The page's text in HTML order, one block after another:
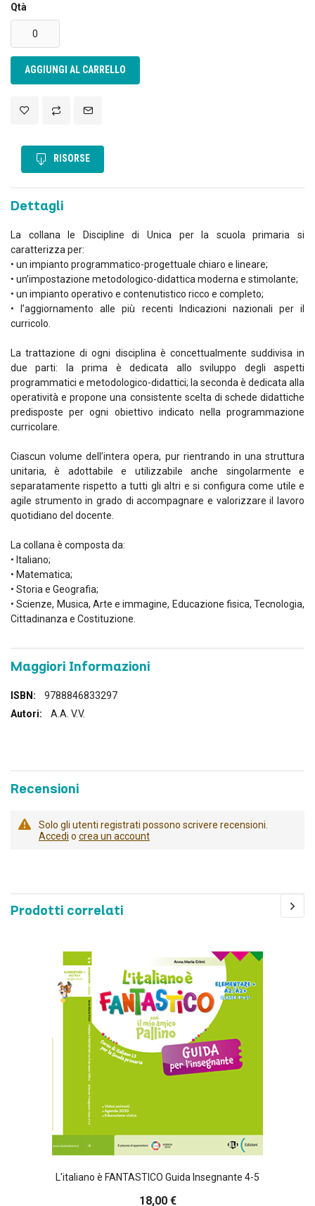
Qtà
AGGIUNGI AL CARRELLO
RISORSE
Dettagli
La collana le Discipline di Unica per la scuola primaria si
caratterizza per:
• un impianto programmatico-progettuale chiaro e lineare;
• un’impostazione metodologico-didattica moderna e stimolante;
• un impianto operativo e contenutistico ricco e completo;
• l’aggiornamento alle più recenti Indicazioni nazionali per il
curricolo.
La trattazione di ogni disciplina è concettualmente suddivisa in
due parti: la prima è dedicata allo sviluppo degli aspetti
programmatici e metodologico-didattici; la seconda è dedicata alla
operatività e propone una consistente scelta di schede didattiche
predisposte per ogni obiettivo indicato nella programmazione
curricolare.
Ciascun volume dell’intera opera, pur rientrando in una struttura
unitaria, è adottabile e utilizzabile anche singolarmente e
separatamente rispetto a tutti gli altri e si configura come utile e
agile strumento in grado di accompagnare e valorizzare il lavoro
quotidiano del docente.
La collana è composta da:
• Italiano;
• Matematica;
• Storia e Geografia;
• Scienze, Musica, Arte e immagine, Educazione fisica, Tecnologia,
Cittadinanza e Costituzione.
Maggiori Informazioni
Maggiori
Informazioni
9788846833297
A.A. V.V.
Recensioni
Solo gli utenti registrati possono scrivere recensioni.
Accedi o crea un account
Prodotti correlati
L'italiano è FANTASTICO Guida Insegnante 4-5
18,00 €